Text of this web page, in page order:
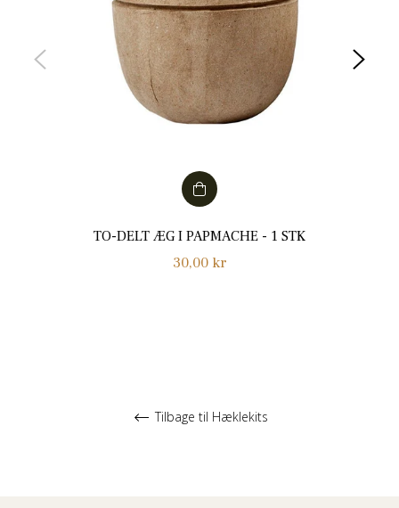
TO-DELT ÆG I PAPMACHE - 1 STK
Normalpris
30,00 kr
Tilbage til Hæklekits